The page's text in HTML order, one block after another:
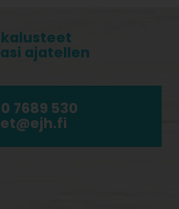
ajatellen
7689 530